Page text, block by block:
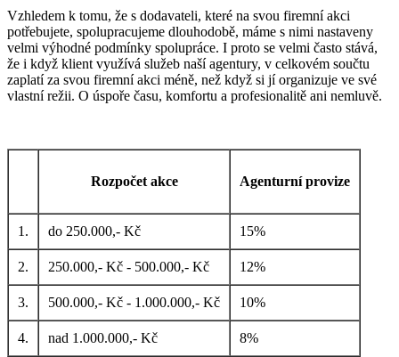
Vzhledem k tomu, že s dodavateli, které na svou firemní akci
potřebujete, spolupracujeme dlouhodobě, máme s nimi nastaveny
velmi výhodné podmínky spolupráce. I proto se velmi často stává,
že i když klient využívá služeb naší agentury, v celkovém součtu
zaplatí za svou firemní akci méně, než když si jí organizuje ve své
vlastní režii. O úspoře času, komfortu a profesionalitě ani nemluvě.
Rozpočet akce Agenturní provize
1. do 250.000,- Kč 15%
2. 250.000,- Kč - 500.000,- Kč 12%
3. 500.000,- Kč - 1.000.000,- Kč 10%
4. nad 1.000.000,- Kč 8%